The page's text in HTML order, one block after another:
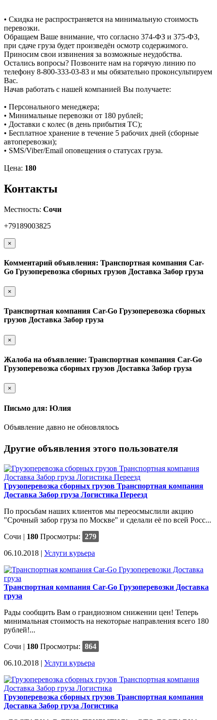
• Скидка не распространяется на минимальную стоимость
перевозки.
Обращаем Ваше внимание, что согласно 374-ФЗ и 375-ФЗ,
при сдаче груза будет произведён осмотр содержимого.
Приносим свои извинения за возможные неудобства.
Остались вопросы? Позвоните нам на горячую линию по
телефону 8-800-333-03-83 и мы обязательно проконсультируем
Вас.
Начав работать с нашей компанией Вы получаете:
• Персонального менеджера;
• Минимальные перевозки от 180 рублей;
• Доставки с колес (в день прибытия ТС);
• Бесплатное хранение в течение 5 рабочих дней (сборные
автоперевозки);
• SMS/Viber/Email оповещения о статусах груза.
Цена: 180
Контакты
Местность: Сочи
+79189003825
×
Комментарий объявления: Транспортная компания Car-
Go Грузоперевозка сборных грузов Доставка Забор груза
×
Транспортная компания Car-Go Грузоперевозка сборных
грузов Доставка Забор груза
×
Жалоба на объявление: Транспортная компания Car-Go
Грузоперевозка сборных грузов Доставка Забор груза
×
Письмо для: Юлия
Объявление давно не обновлялось
Другие объявления этого пользователя
Грузоперевозка сборных грузов Транспортная компания
Доставка Забор груза Логистика Переезд
По просьбам наших клиентов мы переосмыслили акцию
"Срочный забор груза по Москве" и сделали её по всей Росс...
Сочи | 180 Просмотры: 279
06.10.2018 | Услуги курьера
Транспортная компания Car-Go Грузоперевозки Доставка
груза
Рады сообщить Вам о грандиозном снижении цен! Теперь
минимальная стоимость на некоторые направления всего 180
рублей!...
Сочи | 180 Просмотры: 864
06.10.2018 | Услуги курьера
Грузоперевозка сборных грузов Транспортная компания
Доставка Забор груза Логистика